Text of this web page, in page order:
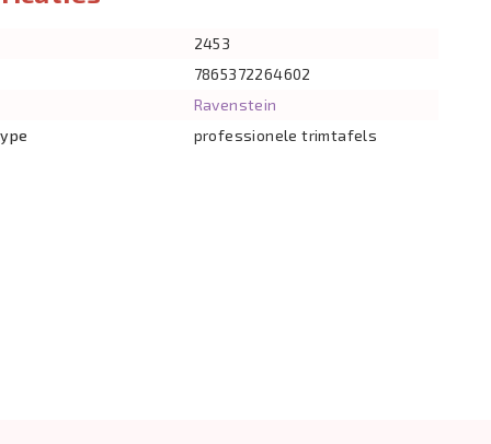
2453
7865372264602
Ravenstein
professionele trimtafels